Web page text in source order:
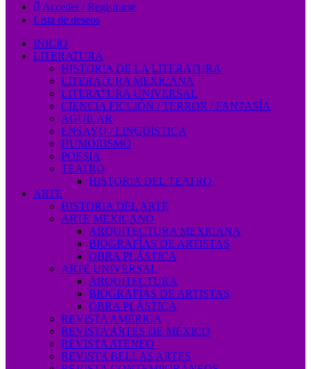
Acceder / Registrarse
Lista de deseos
INICIO
LITERATURA
HISTORIA DE LA LITERATURA
LITERATURA MEXICANA
LITERATURA UNIVERSAL
CIENCIA FICCIÓN / TERROR / FANTASÍA
AGUILAR
ENSAYO / LINGÜÍSTICA
HUMORISMO
POESÍA
TEATRO
HISTORIA DEL TEATRO
ARTE
HISTORIA DEL ARTE
ARTE MEXICANO
ARQUITECTURA MEXICANA
BIOGRAFÍAS DE ARTISTAS
OBRA PLÁSTICA
ARTE UNIVERSAL
ARQUITECTURA
BIOGRAFÍAS DE ARTISTAS
OBRA PLÁSTICA
REVISTA AMÉRICA
REVISTA ARTES DE MÉXICO
REVISTA ATENEO
REVISTA BELLAS ARTES